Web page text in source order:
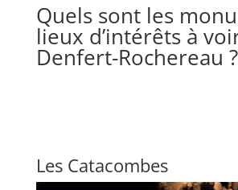
Quels sont les
lieux d’intérêts à
Denfert-Rochereau ?
Les Catacombes